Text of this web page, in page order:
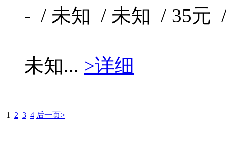
- / 未知 / 未知 / 35元
未知... >详细
1 2 3 4 后一页>